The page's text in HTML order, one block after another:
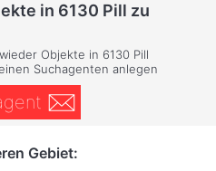
in 6130 Pill zu
Objekte in 6130 Pill
Suchagenten anlegen
Gebiet: